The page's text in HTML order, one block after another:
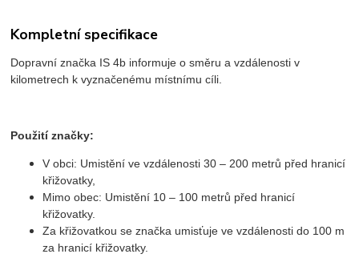
Kompletní specifikace
Dopravní značka IS 4b informuje o směru a vzdálenosti v
kilometrech k vyznačenému místnímu cíli.
Použití značky:
V obci: Umistění ve vzdálenosti 30 – 200 metrů před hranicí
křižovatky,
Mimo obec: Umistění 10 – 100 metrů před hranicí
křižovatky.
Za křižovatkou se značka umisťuje ve vzdálenosti do 100 m
za hranicí křižovatky.